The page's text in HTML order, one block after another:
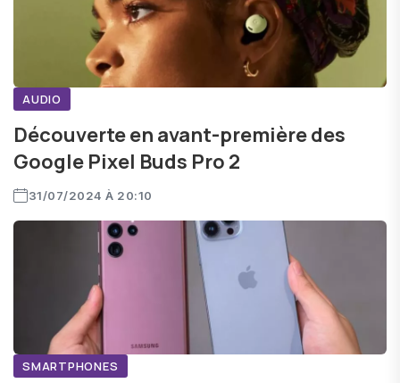
AUDIO
Découverte en avant-première des
Google Pixel Buds Pro 2
31/07/2024 À 20:10
SMARTPHONES